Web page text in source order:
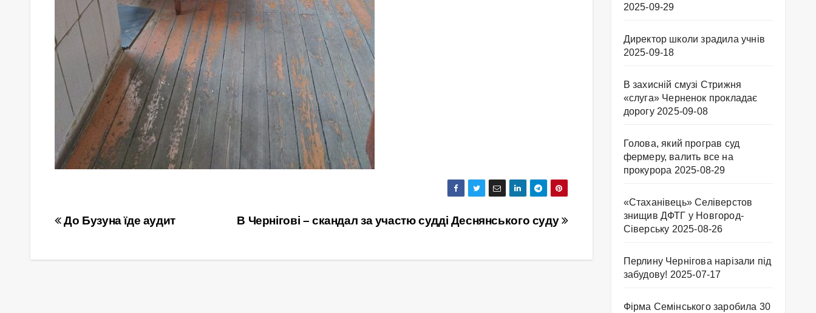
Навігація
В Чернігові – скандал за участю судді Деснянського суду
До Бузуна їде аудит
2025-09-29
Директор школи зрадила учнів
2025-09-18
В захисній смузі Стрижня
«слуга» Черненок прокладає
дорогу 2025-09-08
Голова, який програв суд
фермеру, валить все на
прокурора 2025-08-29
«Стаханівець» Селіверстов
знищив ДФТГ у Новгород-
Сіверську 2025-08-26
Перлину Чернігова нарізали під
забудову! 2025-07-17
Фірма Семінського заробила 30